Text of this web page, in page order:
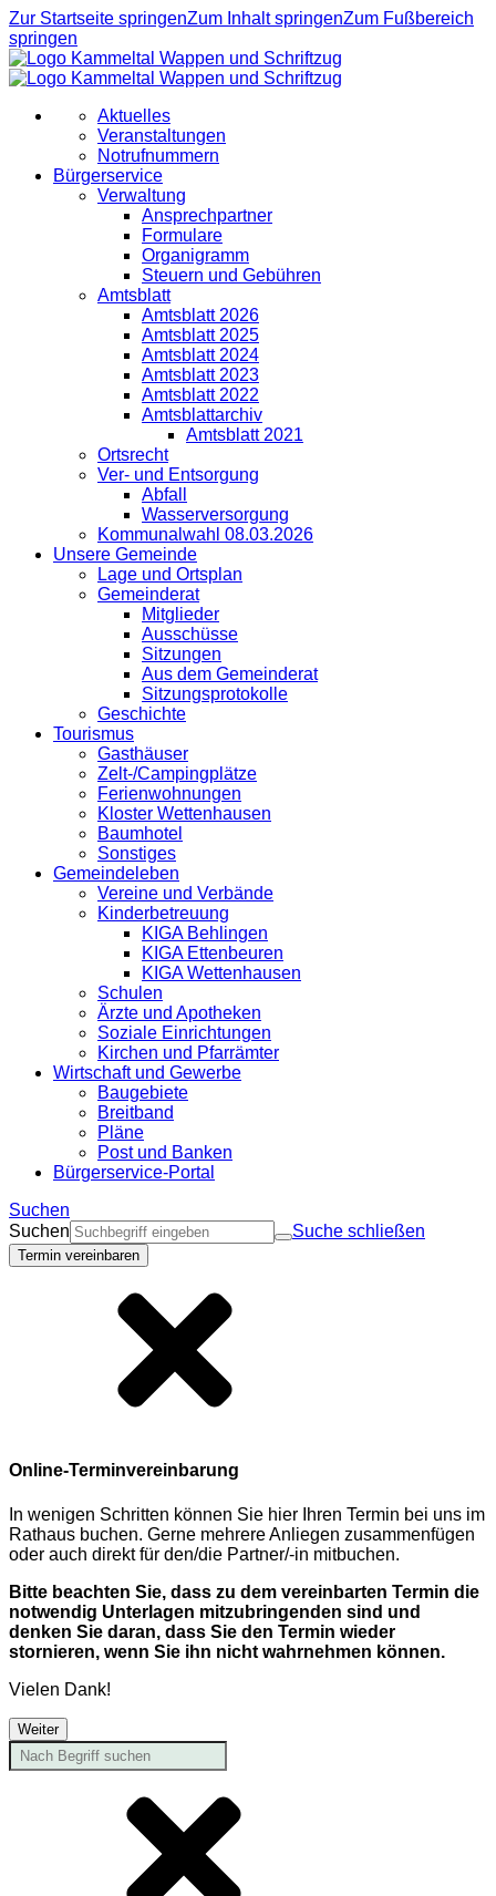
Zur Startseite springenZum Inhalt springenZum Fußbereich
springen
Aktuelles
Veranstaltungen
Notrufnummern
Bürgerservice
Verwaltung
Ansprechpartner
Formulare
Organigramm
Steuern und Gebühren
Amtsblatt
Amtsblatt 2026
Amtsblatt 2025
Amtsblatt 2024
Amtsblatt 2023
Amtsblatt 2022
Amtsblattarchiv
Amtsblatt 2021
Ortsrecht
Ver- und Entsorgung
Abfall
Wasserversorgung
Kommunalwahl 08.03.2026
Unsere Gemeinde
Lage und Ortsplan
Gemeinderat
Mitglieder
Ausschüsse
Sitzungen
Aus dem Gemeinderat
Sitzungsprotokolle
Geschichte
Tourismus
Gasthäuser
Zelt-/Campingplätze
Ferienwohnungen
Kloster Wettenhausen
Baumhotel
Sonstiges
Gemeindeleben
Vereine und Verbände
Kinderbetreuung
KIGA Behlingen
KIGA Ettenbeuren
KIGA Wettenhausen
Schulen
Ärzte und Apotheken
Soziale Einrichtungen
Kirchen und Pfarrämter
Wirtschaft und Gewerbe
Baugebiete
Breitband
Pläne
Post und Banken
Bürgerservice-Portal
Suchen
Suchen
Suche schließen
Termin vereinbaren
Online-Terminvereinbarung
In wenigen Schritten können Sie hier Ihren Termin bei uns im
Rathaus buchen. Gerne mehrere Anliegen zusammenfügen
oder auch direkt für den/die Partner/-in mitbuchen.
Bitte beachten Sie, dass zu dem vereinbarten Termin die
notwendig Unterlagen mitzubringenden sind und
denken Sie daran, dass Sie den Termin wieder
stornieren, wenn Sie ihn nicht wahrnehmen können.
Vielen Dank!
Weiter